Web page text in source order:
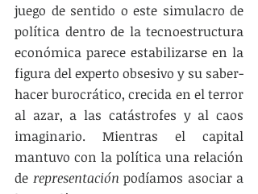
juego de sentido o este simulacro de
política dentro de la tecnoestructura
económica parece estabilizarse en la
figura del experto obsesivo y su saber-
hacer burocrático, crecida en el terror
al azar, a las catástrofes y al caos
imaginario. Mientras el capital
mantuvo con la política una relación
de representación podíamos asociar a